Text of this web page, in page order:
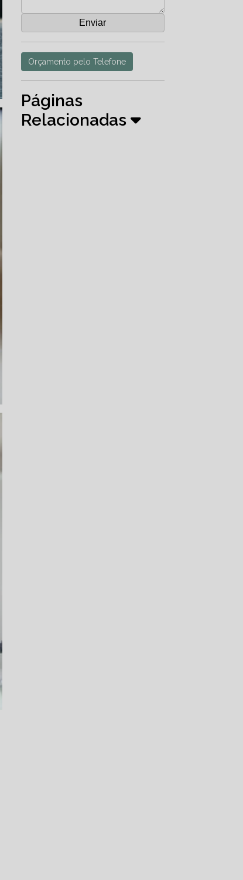
Orçamento pelo Telefone
Páginas
Relacionadas